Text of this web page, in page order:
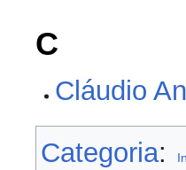
C
Cláudio
Categoria: